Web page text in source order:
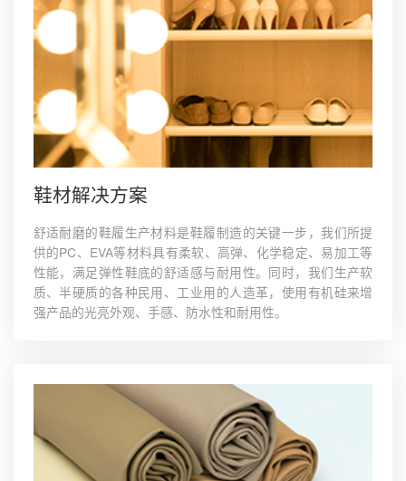
鞋材解决方案
舒适耐磨的鞋履生产材料是鞋履制造的关键一步，我们所提
供的PC、EVA等材料具有柔软、高弹、化学稳定、易加工等
性能，满足弹性鞋底的舒适感与耐用性。同时，我们生产软
质、半硬质的各种民用、工业用的人造革，使用有机硅来增
强产品的光亮外观、手感、防水性和耐用性。